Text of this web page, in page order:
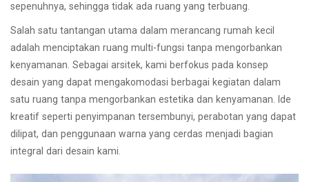
sepenuhnya, sehingga tidak ada ruang yang terbuang.
Salah satu tantangan utama dalam merancang rumah kecil
adalah menciptakan ruang multi-fungsi tanpa mengorbankan
kenyamanan. Sebagai arsitek, kami berfokus pada konsep
desain yang dapat mengakomodasi berbagai kegiatan dalam
satu ruang tanpa mengorbankan estetika dan kenyamanan. Ide
kreatif seperti penyimpanan tersembunyi, perabotan yang dapat
dilipat, dan penggunaan warna yang cerdas menjadi bagian
integral dari desain kami.